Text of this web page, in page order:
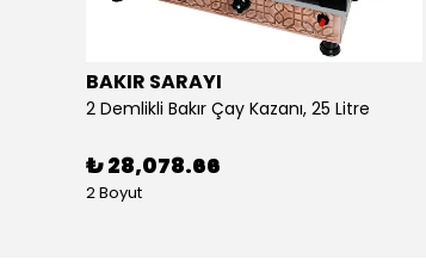
BAKIR SARAYI
2 Demlikli Bakır Çay Kazanı, 25 Litre
₺ 28,078.66
2 Boyut